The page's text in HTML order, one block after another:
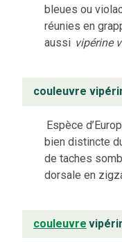
bleues ou
réunies en
aussi vipérine
couleuvre
Espèce
bien distincte
de taches
dorsale en
couleuvre